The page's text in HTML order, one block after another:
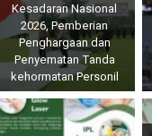
Kesadaran Nasional
2026, Pemberian
Penghargaan dan
Penyematan Tanda
kehormatan Personil